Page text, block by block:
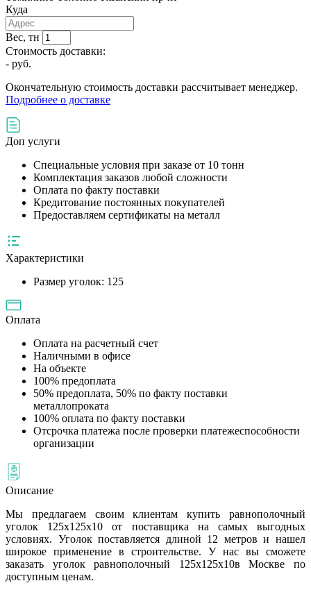
Куда
Вес, тн
Стоимость доставки:
- руб.
Окончательную стоимость доставки рассчитывает менеджер.
Подробнее о доставке
Доп услуги
Специальные условия при заказе от 10 тонн
Комплектация заказов любой сложности
Оплата по факту поставки
Кредитование постоянных покупателей
Предоставляем сертификаты на металл
Характеристики
Размер уголок: 125
Оплата
Оплата на расчетный счет
Наличными в офисе
На объекте
100% предоплата
50% предоплата, 50% по факту поставки
металлопроката
100% оплата по факту поставки
Отсрочка платежа после проверки платежеспособности
организации
Описание
Мы предлагаем своим клиентам купить равнополочный
уголок 125х125х10 от поставщика на самых выгодных
условиях. Уголок поставляется длиной 12 метров и нашел
широкое применение в строительстве. У нас вы сможете
заказать уголок равнополочный 125х125х10в Москве по
доступным ценам.